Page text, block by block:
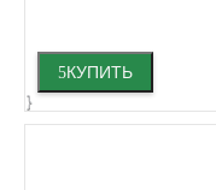
КУПИТЬ